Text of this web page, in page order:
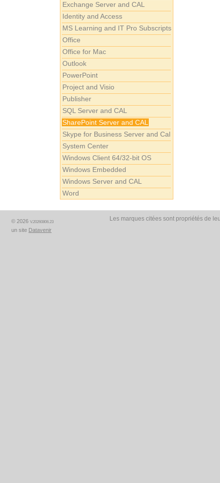
Exchange Server and CAL
Identity and Access
MS Learning and IT Pro Subscripts
Office
Office for Mac
Outlook
PowerPoint
Project and Visio
Publisher
SQL Server and CAL
SharePoint Server and CAL
Skype for Business Server and Cal
System Center
Windows Client 64/32-bit OS
Windows Embedded
Windows Server and CAL
Word
© 2026 V.20260806.23
un site Datavenir
Les marques citées sont propriétés de